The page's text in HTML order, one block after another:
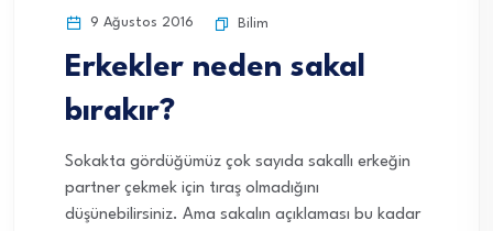
9 Ağustos 2016 Bilim
Erkekler neden sakal
bırakır?
Sokakta gördüğümüz çok sayıda sakallı erkeğin
partner çekmek için tıraş olmadığını
düşünebilirsiniz. Ama sakalın açıklaması bu kadar